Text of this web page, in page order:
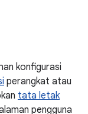
konfigurasi
perangkat atau
tata letak
pengguna